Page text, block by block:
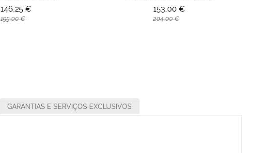
146,25 €
195,00 €
153,00 €
204,00 €
GARANTIAS E SERVIÇOS EXCLUSIVOS